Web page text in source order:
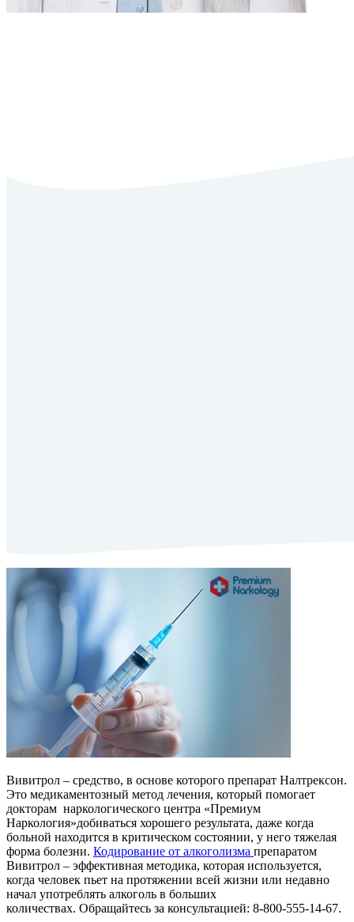
Вивитрол – средство, в основе которого препарат Налтрексон.
Это медикаментозный метод лечения, который помогает
докторам наркологического центра «Премиум
Наркология»добиваться хорошего результата, даже когда
больной находится в критическом состоянии, у него тяжелая
форма болезни. Кодирование от алкоголизма препаратом
Вивитрол – эффективная методика, которая используется,
когда человек пьет на протяжении всей жизни или недавно
начал употреблять алкоголь в больших
количествах. Обращайтесь за консультацией: 8-800-555-14-67.